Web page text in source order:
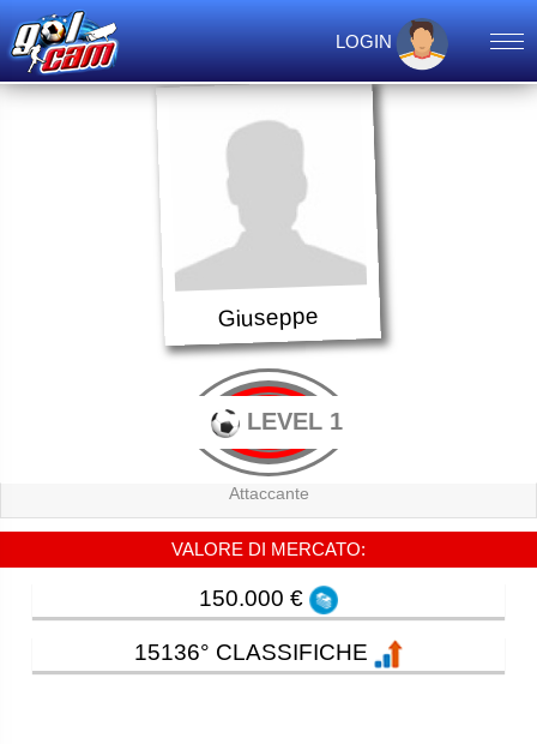
LOGIN
Giuseppe
LEVEL 1
Attaccante
VALORE DI MERCATO:
150.000 €
15136° CLASSIFICHE